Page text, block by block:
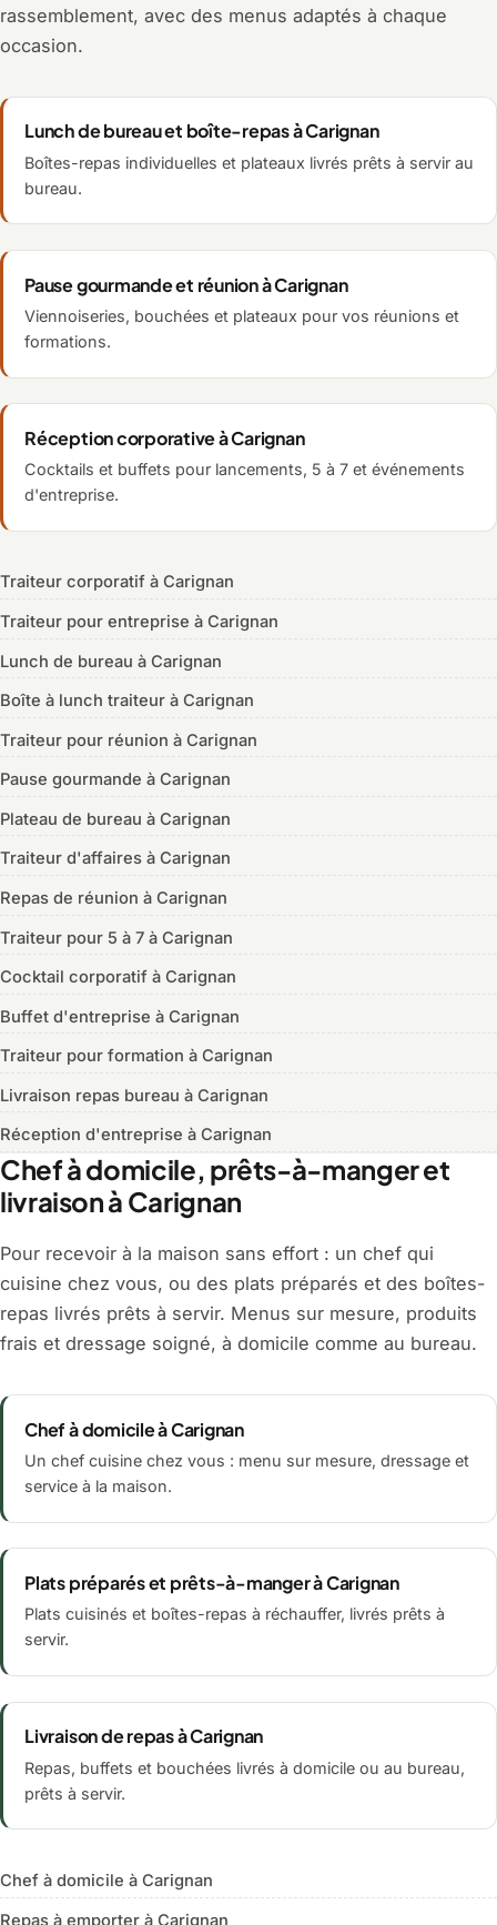
rassemblement, avec des menus adaptés à chaque
occasion.
Lunch de bureau et boîte-repas à Carignan
Boîtes-repas individuelles et plateaux livrés prêts à servir au
bureau.
Pause gourmande et réunion à Carignan
Viennoiseries, bouchées et plateaux pour vos réunions et
formations.
Réception corporative à Carignan
Cocktails et buffets pour lancements, 5 à 7 et événements
d'entreprise.
Traiteur corporatif à Carignan
Traiteur pour entreprise à Carignan
Lunch de bureau à Carignan
Boîte à lunch traiteur à Carignan
Traiteur pour réunion à Carignan
Pause gourmande à Carignan
Plateau de bureau à Carignan
Traiteur d'affaires à Carignan
Repas de réunion à Carignan
Traiteur pour 5 à 7 à Carignan
Cocktail corporatif à Carignan
Buffet d'entreprise à Carignan
Traiteur pour formation à Carignan
Livraison repas bureau à Carignan
Réception d'entreprise à Carignan
Chef à domicile, prêts-à-manger et
livraison à Carignan
Pour recevoir à la maison sans effort : un chef qui
cuisine chez vous, ou des plats préparés et des boîtes-
repas livrés prêts à servir. Menus sur mesure, produits
frais et dressage soigné, à domicile comme au bureau.
Chef à domicile à Carignan
Un chef cuisine chez vous : menu sur mesure, dressage et
service à la maison.
Plats préparés et prêts-à-manger à Carignan
Plats cuisinés et boîtes-repas à réchauffer, livrés prêts à
servir.
Livraison de repas à Carignan
Repas, buffets et bouchées livrés à domicile ou au bureau,
prêts à servir.
Chef à domicile à Carignan
Repas à emporter à Carignan